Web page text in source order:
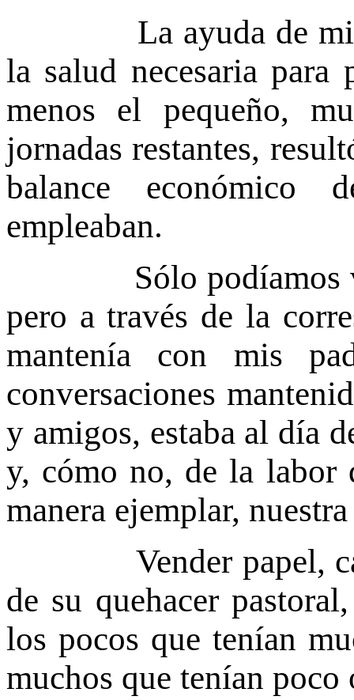
La ayuda de mi
la salud necesaria
menos el pequeño,
jornadas restantes,
balance económico
empleaban.
Sólo podíamos
pero a través de la
mantenía con mis
conversaciones
y amigos, estaba al día
y, cómo no, de la labor
manera ejemplar,
Vender papel,
de su quehacer
los pocos que tenían
muchos que tenían poco